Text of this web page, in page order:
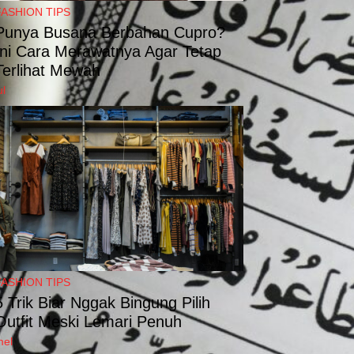
TIPS
Busana Berbahan Cupro?
Cara Merawatnya Agar Tetap
Mewah
TIPS
Trik Biar Nggak Bingung Pilih
Meski Lemari Penuh